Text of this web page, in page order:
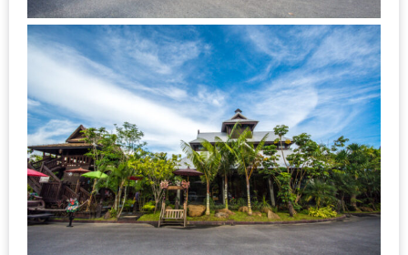
ฤดู
หนาว
นี้
กับ
PING
FAI
FESTIVAL
2
–
ช็อป